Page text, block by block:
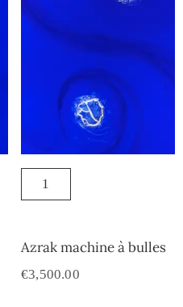
Azrak machine à bulles
€3,500.00